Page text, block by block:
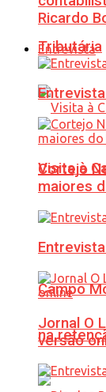
Tributária
Visita à
Campo
na
Ricardo
Entrevista
Cortejo
maiores
Jornal O
versão